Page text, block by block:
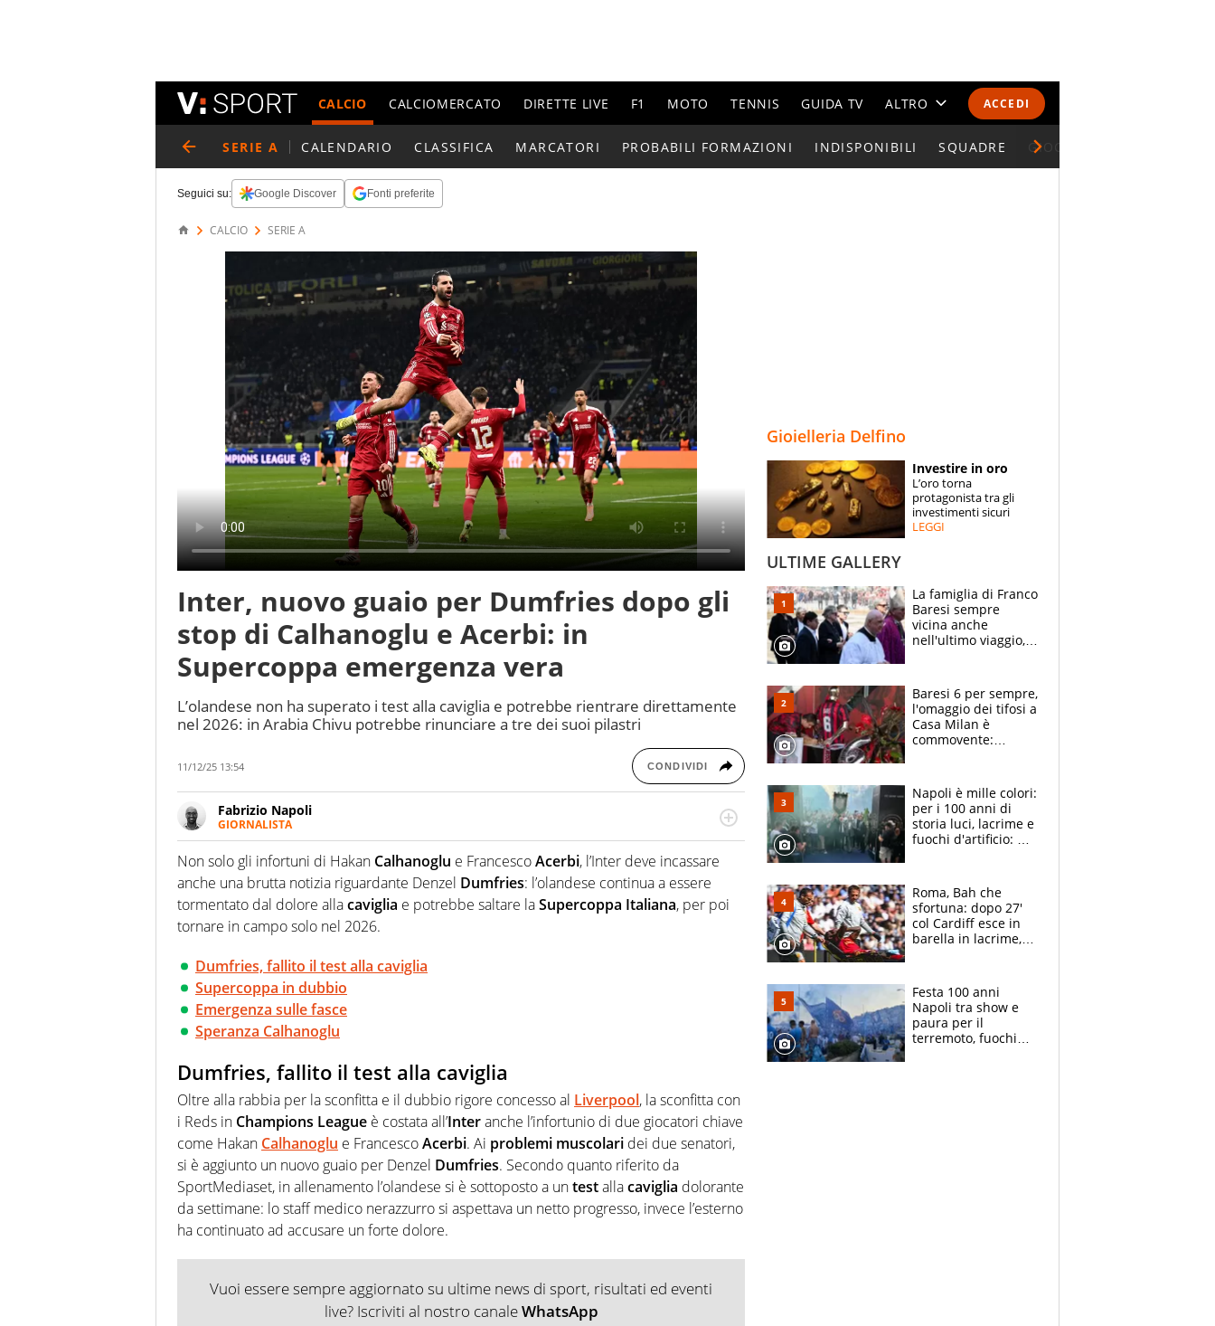
ACCEDI
CALCIO CALCIOMERCATO DIRETTE LIVE F1 MOTO TENNIS GUIDA TV ALTRO
CALENDARI E CLASSIFICHE
ESPERTI
CONTATTI
SERIE A CALENDARIO CLASSIFICA MARCATORI PROBABILI FORMAZIONI INDISPONIBILI SQUADRE GIOCATORI SERIE A
Seguici su: Google Discover Fonti preferite
CALCIO SERIE A
Inter, nuovo guaio per Dumfries dopo gli
stop di Calhanoglu e Acerbi: in
Supercoppa emergenza vera
L’olandese non ha superato i test alla caviglia e potrebbe rientrare direttamente
nel 2026: in Arabia Chivu potrebbe rinunciare a tre dei suoi pilastri
11/12/25 13:54 CONDIVIDI
Fabrizio Napoli
GIORNALISTA
Giornalista professionista, per Virgilio Sport segue anche il calcio ma è con la
pallanuoto che esalta competenze e passioni. Cura la comunicazione di HaBaWaBa, il
più grande festival di waterpolo per bambini al mondo
Non solo gli infortuni di Hakan Calhanoglu e FrancescoAcerbi, l’Inter deve incassare
anche una brutta notizia riguardante Denzel Dumfries: l’olandese continua a essere
tormentato dal dolore allacaviglia e potrebbe saltare laSupercoppa Italiana, per poi
tornare in campo solo nel 2026.
Dumfries, fallito il test alla caviglia
Supercoppa in dubbio
Emergenza sulle fasce
Speranza Calhanoglu
Dumfries, fallito il test alla caviglia
Oltre alla rabbia per la sconfitta e il dubbio rigore concesso al Liverpool, la sconfitta con
i Reds in Champions League è costata all’Interanche l’infortunio di due giocatori chiave
come Hakan Calhanoglu e FrancescoAcerbi. Ai problemi muscolari dei due senatori,
si è aggiunto un nuovo guaio per Denzel Dumfries. Secondo quanto riferito da
SportMediaset, in allenamento l’olandese si è sottoposto a untestallacaviglia dolorante
da settimane: lo staff medico nerazzurro si aspettava un netto progresso, invece l’esterno
ha continuato ad accusare un forte dolore.
Vuoi essere sempre aggiornato su ultime news di sport, risultati ed eventi
live? Iscriviti al nostro canaleWhatsApp
Gioielleria Delfino
Investire in oro
L’oro torna
protagonista tra gli
investimenti sicuri
LEGGI
ULTIME GALLERY
La famiglia di Franco
Baresi sempre
vicina anche
nell'ultimo viaggio,
circondati
dall'affetto dei tifosi
Baresi 6 per sempre,
l'omaggio dei tifosi a
Casa Milan è
commovente:
bigliettini
Napoli è mille colori:
per i 100 anni di
storia luci, lacrime e
fuochi d'artificio: De
Roma, Bah che
sfortuna: dopo 27'
col Cardiff esce in
barella in lacrime,
prendono 3 gol in
45'
Festa 100 anni
Napoli tra show e
paura per il
terremoto, fuochi